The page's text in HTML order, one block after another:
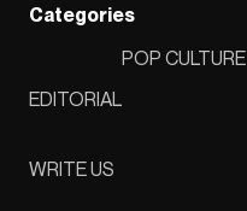
Categories
EDITORIAL
POP CULTURE
WRITE US